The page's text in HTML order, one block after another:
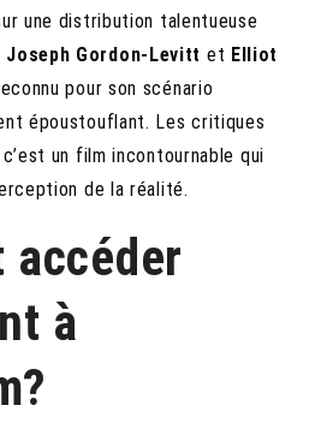
une distribution talentueuse
Joseph Gordon-Levitt et Elliot
pour son scénario
époustouflant. Les critiques
un film incontournable qui
de la réalité.
accéder
à